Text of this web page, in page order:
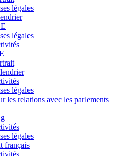
légales
légales
légales
les relations avec les parlements
légales
français